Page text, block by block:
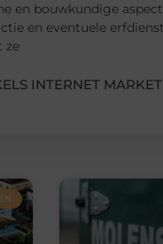
en bouwkundige
en eventuele
ze
INTERNET